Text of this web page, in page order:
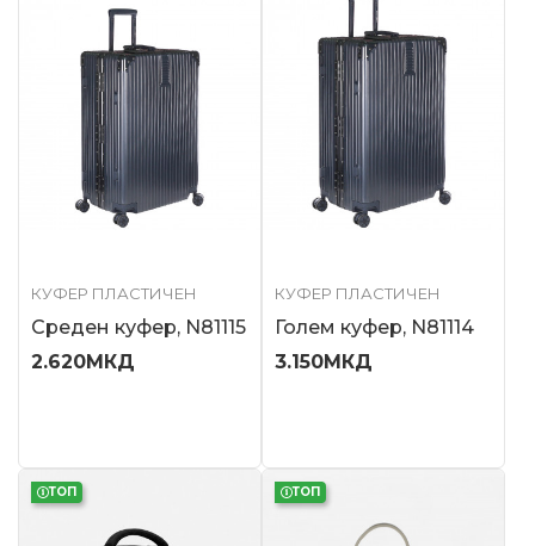
КУФЕР ПЛАСТИЧЕН
Среден куфер, N81115
2.620МКД
КУФЕР ПЛАСТИЧЕН
Голем куфер, N81114
3.150МКД
ТОП ТОП